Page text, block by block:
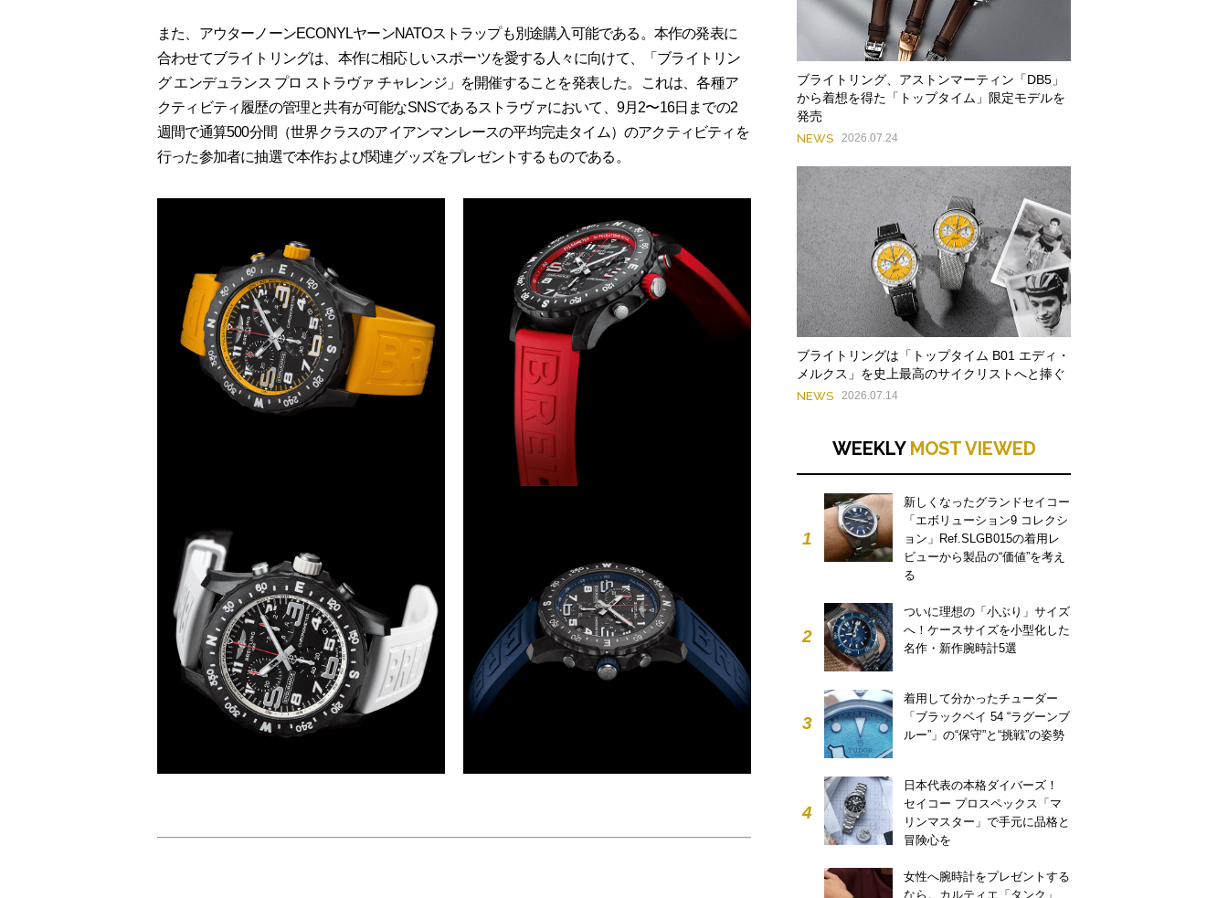
また、アウターノーンECONYLヤーンNATOストラップも別途購入可能である。本作の発表に
合わせてブライトリングは、本作に相応しいスポーツを愛する人々に向けて、「ブライトリン
グ エンデュランス プロ ストラヴァ チャレンジ」を開催することを発表した。これは、各種ア
クティビティ履歴の管理と共有が可能なSNSであるストラヴァにおいて、9月2〜16日までの2
週間で通算500分間（世界クラスのアイアンマンレースの平均完走タイム）のアクティビティを
行った参加者に抽選で本作および関連グッズをプレゼントするものである。
ブライトリング、アストンマーティン「DB5」
から着想を得た「トップタイム」限定モデルを
発売
NEWS 2026.07.24
ブライトリングは「トップタイム B01 エディ・
メルクス」を史上最高のサイクリストへと捧ぐ
NEWS 2026.07.14
WEEKLY MOST VIEWED
1
新しくなったグランドセイコー
「エボリューション9 コレクシ
ョン」Ref.SLGB015の着用レ
ビューから製品の“価値”を考え
る
2
ついに理想の「小ぶり」サイズ
へ！ケースサイズを小型化した
名作・新作腕時計5選
3
着用して分かったチューダー
「ブラックベイ 54 “ラグーンブ
ルー”」の“保守”と“挑戦”の姿勢
4
日本代表の本格ダイバーズ！
セイコー プロスペックス「マ
リンマスター」で手元に品格と
冒険心を
女性へ腕時計をプレゼントする
なら。カルティエ「タンク」